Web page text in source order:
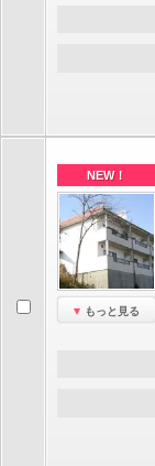
NEW！
もっと見る